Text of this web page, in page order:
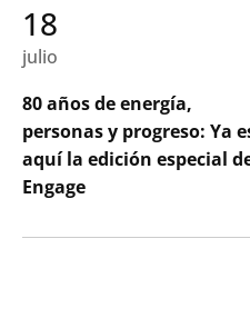
18
julio
80 años de energía,
personas y progreso: Ya
aquí la edición especial
Engage